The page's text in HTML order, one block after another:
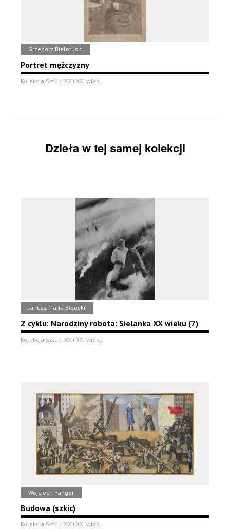
Grzegorz Białoruski
Portret mężczyzny
Kolekcja Sztuki XX i XXI wieku
Dzieła w tej samej kolekcji
Janusz Maria Brzeski
Z cyklu: Narodziny robota: Sielanka XX wieku (7)
Kolekcja Sztuki XX i XXI wieku
Wojciech Fangor
Budowa (szkic)
Kolekcja Sztuki XX i XXI wieku